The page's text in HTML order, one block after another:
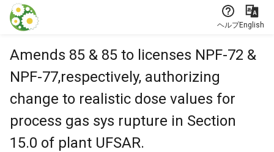
本文に飛ぶ
ヘルプEnglish
Amends 85 & 85 to licenses NPF-72 &
NPF-77,respectively, authorizing
change to realistic dose values for
process gas sys rupture in Section
15.0 of plant UFSAR.